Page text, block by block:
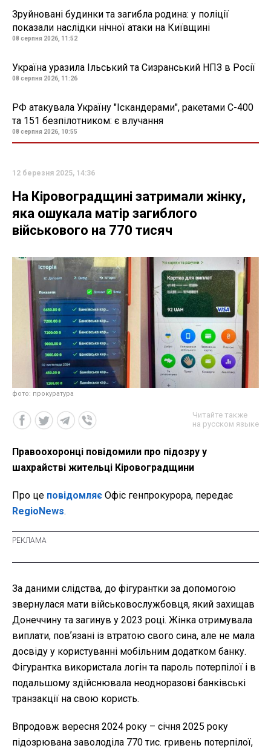
Зруйновані будинки та загибла родина: у поліції
показали наслідки нічної атаки на Київщині
08 серпня 2026, 11:52
Україна уразила Ільський та Сизранський НПЗ в Росії
08 серпня 2026, 11:26
РФ атакувала Україну "Іскандерами", ракетами С-400
та 151 безпілотником: є влучання
08 серпня 2026, 10:55
12 березня 2025, 14:36
На Кіровоградщині затримали жінку,
яка ошукала матір загиблого
військового на 770 тисяч
фото: прокуратура
Читайте также
на русском языке
Правоохоронці повідомили про підозру у
шахрайстві жительці Кіровоградщини
Про це повідомляє Офіс генпрокурора, передає
RegioNews.
За даними слідства, до фігурантки за допомогою
звернулася мати військовослужбовця, який захищав
Донеччину та загинув у 2023 році. Жінка отримувала
виплати, повʼязані із втратою свого сина, але не мала
досвіду у користуванні мобільним додатком банку.
Фігурантка використала логін та пароль потерпілої і в
подальшому здійснювала неодноразові банківські
транзакції на свою користь.
Впродовж вересня 2024 року – січня 2025 року
підозрювана заволоділа 770 тис. гривень потерпілої,